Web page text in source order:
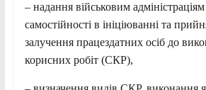
– надання військовим
самостійності в ініціюванні та
залучення працездатних осіб до
корисних робіт (СКР),